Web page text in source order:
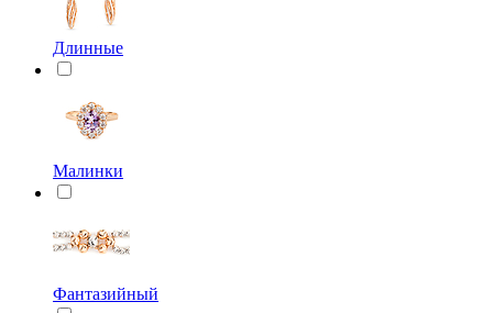
Длинные
Малинки
Фантазийный